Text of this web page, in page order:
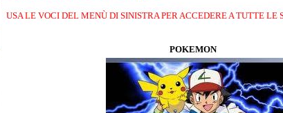
USA LE VOCI DEL MENÙ DI SINISTRA PER ACCEDERE A TUTTE LE
POKEMON